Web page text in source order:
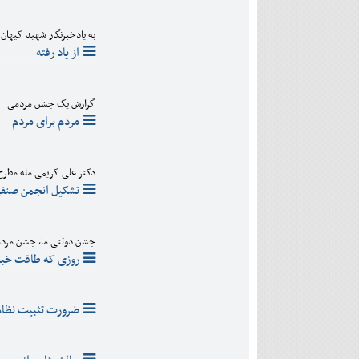
به یادخبرنگار شهید
از یاد رفته
گزارش یک جشن مردمی
مردم برای مردم
دکتر علی کریمی مله
تشکیل انجمن
جشن دولتی ما، جشن
روزی که طاقت
ضرورت تثبیت